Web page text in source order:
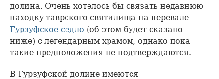
долина. Очень хотелось бы связать недавнюю
находку таврского святилища на перевале
Гурзуфское седло (об этом будет сказано
ниже) с легендарным храмом, однако пока
такие предположения не подтверждаются.
В Гурзуфской долине имеются